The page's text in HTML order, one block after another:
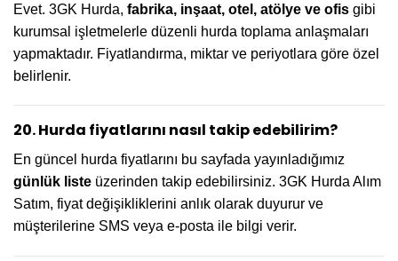
Evet. 3GK Hurda, fabrika, inşaat, otel, atölye ve ofis gibi
kurumsal işletmelerle düzenli hurda toplama anlaşmaları
yapmaktadır. Fiyatlandırma, miktar ve periyotlara göre özel
belirlenir.
20. Hurda fiyatlarını nasıl takip edebilirim?
En güncel hurda fiyatlarını bu sayfada yayınladığımız
günlük liste üzerinden takip edebilirsiniz. 3GK Hurda Alım
Satım, fiyat değişikliklerini anlık olarak duyurur ve
müşterilerine SMS veya e-posta ile bilgi verir.